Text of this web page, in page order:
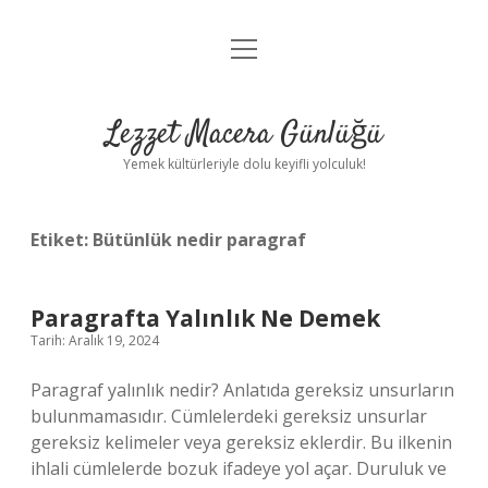
Anasayfa
Yasal Uyarı
menüyü
Lezzet Macera Günlüğü
Yemek kültürleriyle dolu keyifli yolculuk!
Etiket: Bütünlük nedir paragraf
Paragrafta Yalınlık Ne Demek
Tarih: Aralık 19, 2024
Paragraf yalınlık nedir? Anlatıda gereksiz unsurların
bulunmamasıdır. Cümlelerdeki gereksiz unsurlar
gereksiz kelimeler veya gereksiz eklerdir. Bu ilkenin
ihlali cümlelerde bozuk ifadeye yol açar. Duruluk ve